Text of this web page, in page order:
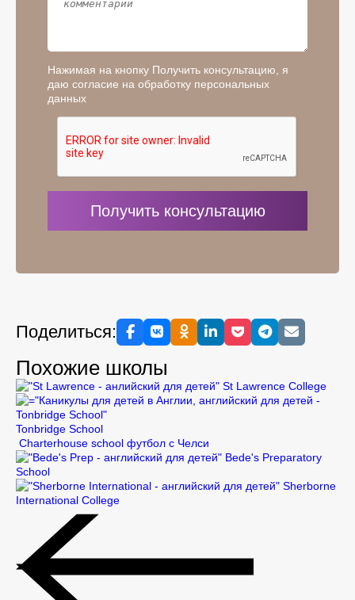
Нажимая на кнопку Получить консультацию, я
даю согласие на обработку персональных
данных
Поделиться:
Похожие школы
St Lawrence College
Tonbridge School
Charterhouse school футбол с Челси
Bede's Preparatory
School
Sherborne
International College